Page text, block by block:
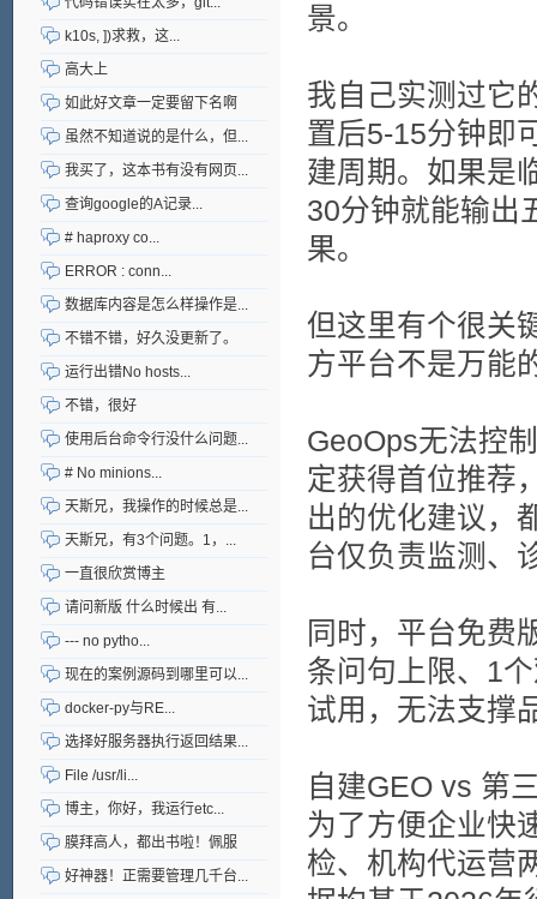
景。
我自己实测过它
置后5-15分钟即
建周期。如果是
30分钟就能输出
果。
但这里有个很关
方平台不是万能
GeoOps无法控
定获得首位推荐
出的优化建议，
台仅负责监测、
同时，平台免费
条问句上限、1
试用，无法支撑
自建GEO vs 第
为了方便企业快
检、机构代运营
k10s, ])求救，这...
高大上
如此好文章一定要留下名啊
虽然不知道说的是什么，但...
我买了，这本书有没有网页...
查询google的A记录...
# haproxy co...
ERROR : conn...
数据库内容是怎么样操作是...
不错不错，好久没更新了。
运行出错No hosts...
不错，很好
使用后台命令行没什么问题...
# No minions...
天斯兄，我操作的时候总是...
天斯兄，有3个问题。1，...
一直很欣赏博主
请问新版 什么时候出 有...
--- no pytho...
现在的案例源码到哪里可以...
docker-py与RE...
选择好服务器执行返回结果...
File /usr/li...
博主，你好，我运行etc...
膜拜高人，都出书啦！佩服
好神器！正需要管理几千台...